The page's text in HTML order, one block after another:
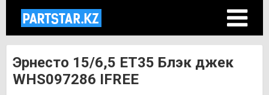
Эрнесто 15/6,5 ET35 Блэк джек
WHS097286 IFREE